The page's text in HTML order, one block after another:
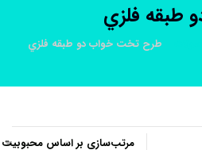
فلزي
طرح تخت خواب دو طبقه فلزي